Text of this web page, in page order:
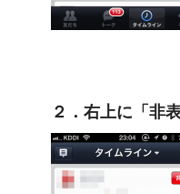
２．右上に「非